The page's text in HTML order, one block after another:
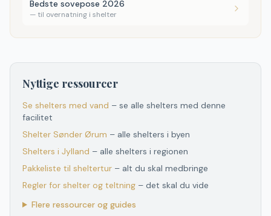
Bedste sovepose 2026
— til overnatning i shelter
Nyttige ressourcer
Se shelters med vand – se alle shelters med denne
facilitet
Shelter Sønder Ørum – alle shelters i byen
Shelters i Jylland – alle shelters i regionen
Pakkeliste til sheltertur – alt du skal medbringe
Regler for shelter og teltning – det skal du vide
Flere ressourcer og guides